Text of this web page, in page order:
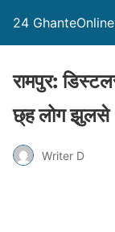
24
रामपुर:
छ्ह लोग झुलसे
Writer D